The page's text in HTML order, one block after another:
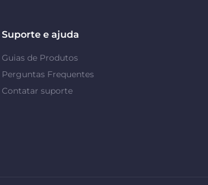
Suporte e ajuda
Guias de Produtos
Perguntas Frequentes
Contatar suporte